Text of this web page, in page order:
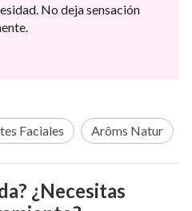
No deja sensación
Faciales Arôms Natur
¿Necesitas